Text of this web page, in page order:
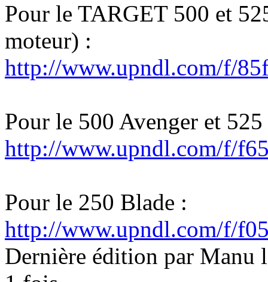
Pour le TARGET 500 et
moteur) :
http://www.upndl.com/f/
Pour le 500 Avenger et
http://www.upndl.com/f/
Pour le 250 Blade :
http://www.upndl.com/f/
Dernière édition par Manu